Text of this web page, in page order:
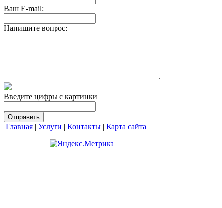
Ваш E-mail:
Напишите вопрос:
Введите цифры с картинки
Главная | Услуги | Контакты | Карта сайта